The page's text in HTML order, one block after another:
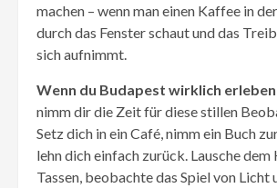
machen – wenn man einen Kaffee in
durch das Fenster schaut und das
sich aufnimmt.
Wenn du Budapest wirklich
nimm dir die Zeit für diese stillen
Setz dich in ein Café, nimm ein Buch
lehn dich einfach zurück. Lausche
Tassen, beobachte das Spiel von Licht